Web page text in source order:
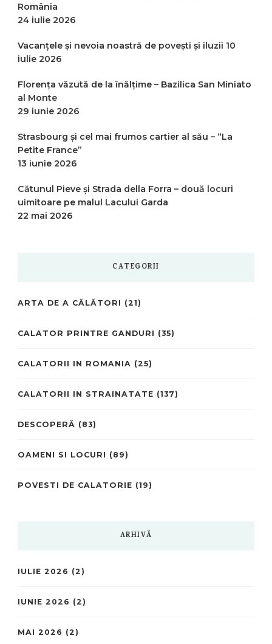
România
24 iulie 2026
Vacanțele și nevoia noastră de povești și iluzii 10
iulie 2026
Florența văzută de la înălțime – Bazilica San Miniato
al Monte
29 iunie 2026
Strasbourg și cel mai frumos cartier al său – “La
Petite France”
13 iunie 2026
Cătunul Pieve și Strada della Forra – două locuri
uimitoare pe malul Lacului Garda
22 mai 2026
CATEGORII
ARTA DE A CĂLĂTORI (21)
CALATOR PRINTRE GANDURI (35)
CALATORII IN ROMANIA (25)
CALATORII IN STRAINATATE (137)
DESCOPERĂ (83)
OAMENI SI LOCURI (89)
POVESTI DE CALATORIE (19)
ARHIVĂ
IULIE 2026 (2)
IUNIE 2026 (2)
MAI 2026 (2)